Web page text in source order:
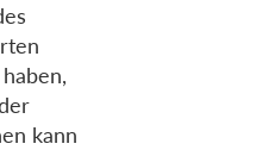
kann